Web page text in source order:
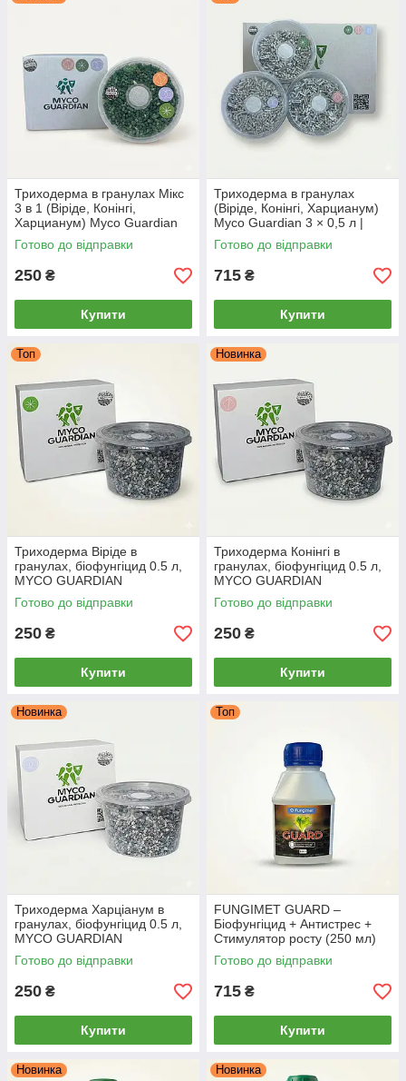
Триходерма в гранулах Мікс
3 в 1 (Віріде, Конінгі,
Харцианум) Myco Guardian
0,5 л | Біофунгіцид для
обробки ґрунту (1.25 сотки)
Готово до відправки
250 ₴
Купити
Триходерма в гранулах
(Віріде, Конінгі, Харцианум)
Myco Guardian 3 × 0,5 л |
Біофунгіцид для захисту
рослин і ґрунту
Готово до відправки
715 ₴
Купити
Топ
Триходерма Віріде в
гранулах, біофунгіцид 0.5 л,
MYCO GUARDIAN
Готово до відправки
250 ₴
Купити
Новинка
Триходерма Конінгі в
гранулах, біофунгіцид 0.5 л,
MYCO GUARDIAN
Готово до відправки
250 ₴
Купити
Новинка
Триходерма Харціанум в
гранулах, біофунгіцид 0.5 л,
MYCO GUARDIAN
Готово до відправки
250 ₴
Купити
Топ
FUNGIMET GUARD –
Біофунгіцид + Антистрес +
Стимулятор росту (250 мл)
Готово до відправки
715 ₴
Купити
Новинка Новинка